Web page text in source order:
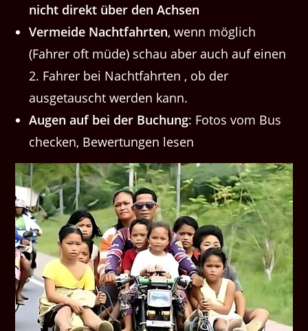
nicht direkt über den Achsen
Vermeide Nachtfahrten, wenn möglich
(Fahrer oft müde) schau aber auch auf einen
2. Fahrer bei Nachtfahrten , ob der
ausgetauscht werden kann.
Augen auf bei der Buchung: Fotos vom Bus
checken, Bewertungen lesen